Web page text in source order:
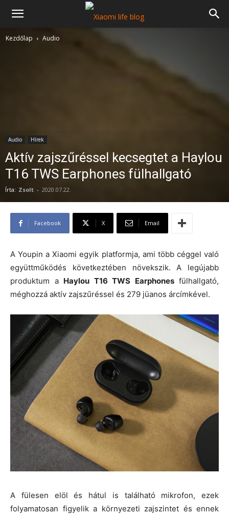
Kezdőlap Audio
Audio Hírek
Aktív zajszűréssel kecsegtet a Haylou
T16 TWS Earphones fülhallgató
Írta: Zsolt - 2020.07.22.
Facebook X Email
A Youpin a Xiaomi egyik platformja, ami több céggel való
együttműködés következtében növekszik. A legújabb
produktum a Haylou T16 TWS Earphonesfülhallgató,
méghozzá aktív zajszűréssel és 279 jüanos árcímkével.
A fülesen elöl és hátul is található mikrofon, ezek
folyamatosan figyelik a környezeti zajszintet és ennek